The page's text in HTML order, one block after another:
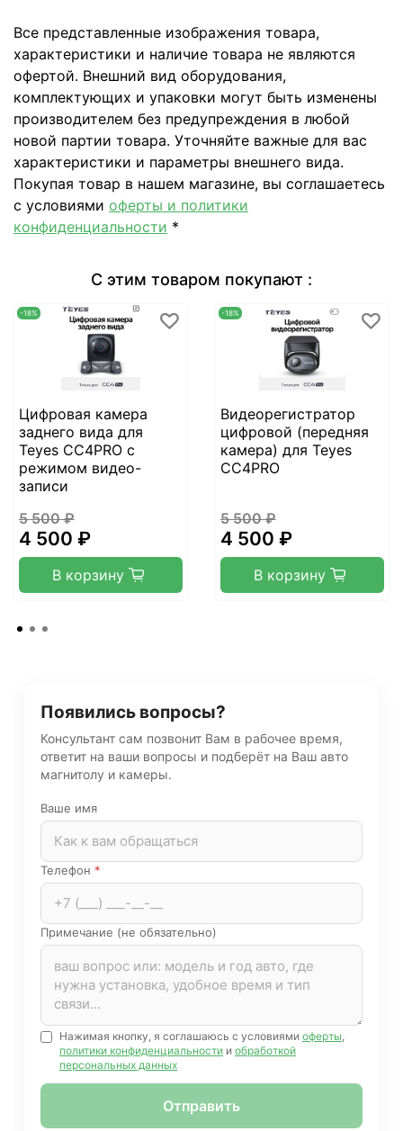
Все представленные изображения товара,
характеристики и наличие товара не являются
офертой. Внешний вид оборудования,
комплектующих и упаковки могут быть изменены
производителем без предупреждения в любой
новой партии товара. Уточняйте важные для вас
характеристики и параметры внешнего вида.
Покупая товар в нашем магазине, вы соглашаетесь
с условиями оферты и политики
конфиденциальности *
С этим товаром покупают :
-18%
Цифровая камера
заднего вида для
Teyes CC4PRO с
режимом видео-
записи
5 500 ₽
4 500 ₽
В корзину
-18%
Видеорегистратор
цифровой (передняя
камера) для Teyes
CC4PRO
5 500 ₽
4 500 ₽
В корзину
Появились вопросы?
Консультант сам позвонит Вам в рабочее время,
ответит на ваши вопросы и подберёт на Ваш авто
магнитолу и камеры.
Ваше имя
Телефон *
Примечание (не обязательно)
Нажимая кнопку, я соглашаюсь с условиями оферты
политики конфиденциальности и обработкой
персональных данных
Отправить